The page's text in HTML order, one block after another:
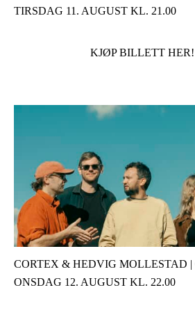
TIRSDAG 11. AUGUST KL. 21.00
KJØP BILLETT HER!
CORTEX & HEDVIG MOLLESTAD |
ONSDAG 12. AUGUST KL. 22.00